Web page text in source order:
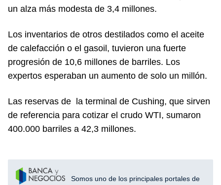
un alza más modesta de 3,4 millones.
Los inventarios de otros destilados como el aceite
de calefacción o el gasoil, tuvieron una fuerte
progresión de 10,6 millones de barriles. Los
expertos esperaban un aumento de solo un millón.
Las reservas de la terminal de Cushing, que sirven
de referencia para cotizar el crudo WTI, sumaron
400.000 barriles a 42,3 millones.
Somos uno de los principales portales de